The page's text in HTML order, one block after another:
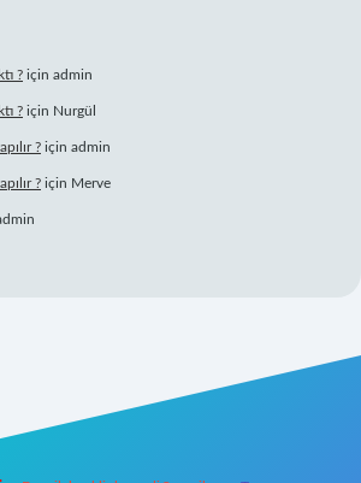
? için admin
? için Nurgül
? için admin
? için Merve